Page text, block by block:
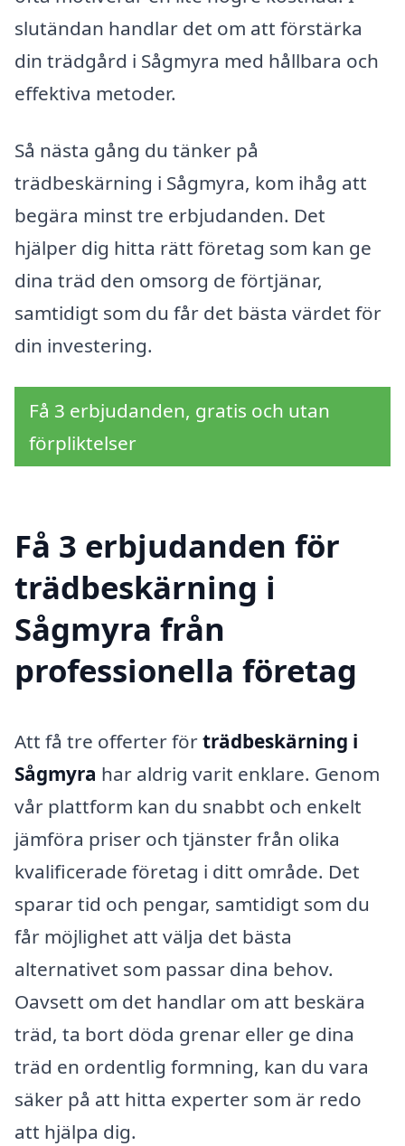
slutändan handlar det om att förstärka
din trädgård i Sågmyra med hållbara och
effektiva metoder.
Så nästa gång du tänker på
trädbeskärning i Sågmyra, kom ihåg att
begära minst tre erbjudanden. Det
hjälper dig hitta rätt företag som kan ge
dina träd den omsorg de förtjänar,
samtidigt som du får det bästa värdet för
din investering.
Få 3 erbjudanden, gratis och utan
förpliktelser
Få 3 erbjudanden för
trädbeskärning i
Sågmyra från
professionella företag
Att få tre offerter förträdbeskärning i
Sågmyra har aldrig varit enklare. Genom
vår plattform kan du snabbt och enkelt
jämföra priser och tjänster från olika
kvalificerade företag i ditt område. Det
sparar tid och pengar, samtidigt som du
får möjlighet att välja det bästa
alternativet som passar dina behov.
Oavsett om det handlar om att beskära
träd, ta bort döda grenar eller ge dina
träd en ordentlig formning, kan du vara
säker på att hitta experter som är redo
att hjälpa dig.